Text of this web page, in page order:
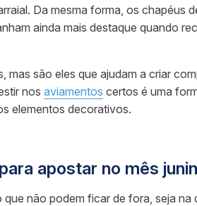
Da mesma forma, os chapéus
ainda mais destaque quando
mas são eles que ajudam a criar
nos aviamentos certos é uma
elementos decorativos.
apostar no mês
não podem ficar de fora, seja na